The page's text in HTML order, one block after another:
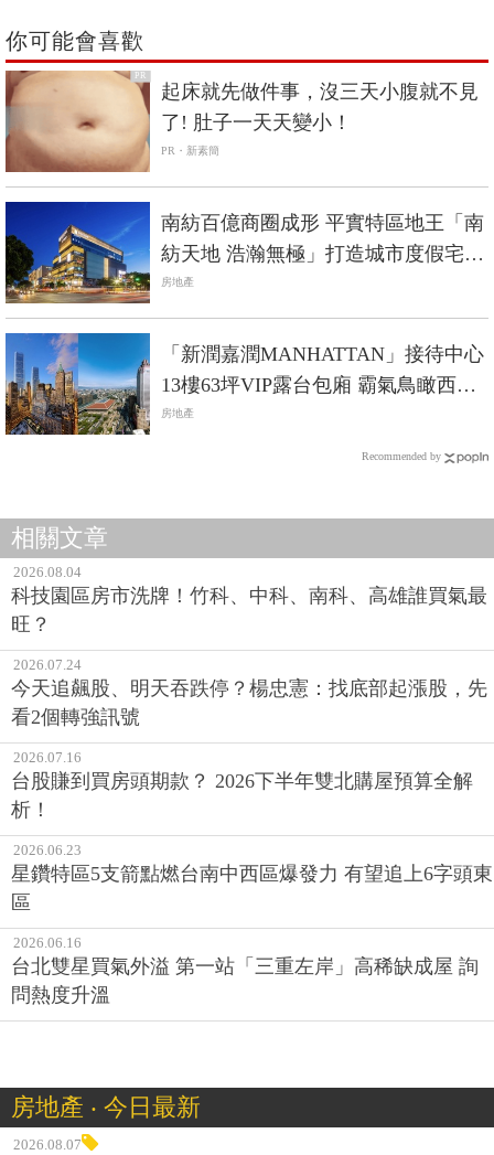
你可能會喜歡
PR
起床就先做件事，沒三天小腹就不見
了! 肚子一天天變小！
PR・新素簡
南紡百億商圈成形 平實特區地王「南
紡天地 浩瀚無極」打造城市度假宅指
標
房地產
「新潤嘉潤MANHATTAN」接待中心
13樓63坪VIP露台包廂 霸氣鳥瞰西區
國門
房地產
Recommended by
相關文章
2026.08.04
科技園區房市洗牌！竹科、中科、南科、高雄誰買氣最
旺？
2026.07.24
今天追飆股、明天吞跌停？楊忠憲：找底部起漲股，先
看2個轉強訊號
2026.07.16
台股賺到買房頭期款？ 2026下半年雙北購屋預算全解
析！
2026.06.23
星鑽特區5支箭點燃台南中西區爆發力 有望追上6字頭東
區
2026.06.16
台北雙星買氣外溢 第一站「三重左岸」高稀缺成屋 詢
問熱度升溫
房地產 ‧ 今日最新
2026.08.07